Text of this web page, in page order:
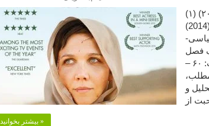
زن محترم (۲۰۱۴) (۱) The Honourable Woman
و کارگردان: هوگو بلیک
فصل
(مینی‌سریال)، ۸ قسمت مدت هر قسمت: ۶۰ –
مطلب،
و
بیشتر بخوانید »